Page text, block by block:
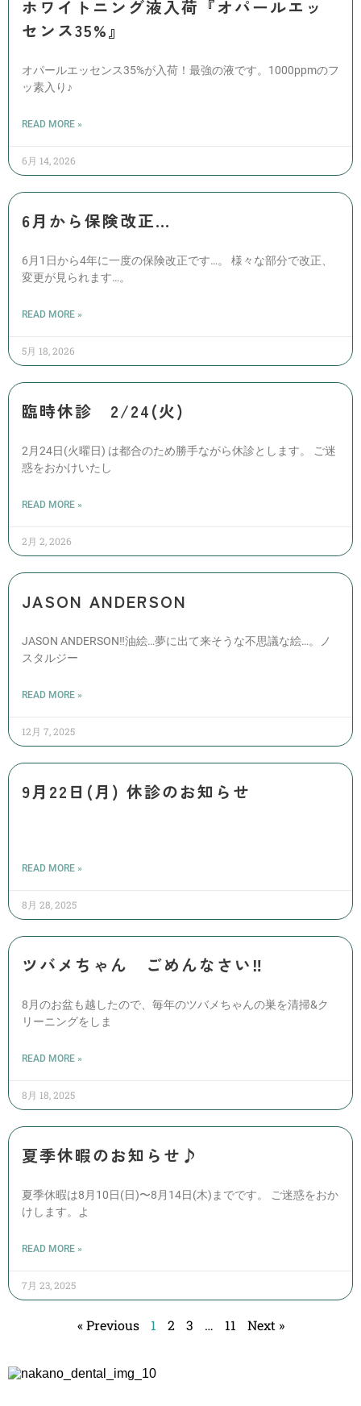
ホワイトニング液入荷『オパールエッ
センス35%』
オパールエッセンス35%が入荷！最強の液です。1000ppmのフ
ッ素入り♪
READ MORE »
6月 14, 2026
6月から保険改正…
6月1日から4年に一度の保険改正です…。 様々な部分で改正、
変更が見られます…。
READ MORE »
5月 18, 2026
臨時休診 2/24(火)
2月24日(火曜日) は都合のため勝手ながら休診とします。 ご迷
惑をおかけいたし
READ MORE »
2月 2, 2026
JASON ANDERSON
JASON ANDERSON‼️油絵…夢に出て来そうな不思議な絵…。ノ
スタルジー
READ MORE »
12月 7, 2025
9月22日(月) 休診のお知らせ
READ MORE »
8月 28, 2025
ツバメちゃん ごめんなさい‼️
8月のお盆も越したので、毎年のツバメちゃんの巣を清掃&ク
リーニングをしま
READ MORE »
8月 18, 2025
夏季休暇のお知らせ♪
夏季休暇は8月10日(日)〜8月14日(木)までです。 ご迷惑をおか
けします。よ
READ MORE »
7月 23, 2025
« Previous 1 2 3 … 11 Next »